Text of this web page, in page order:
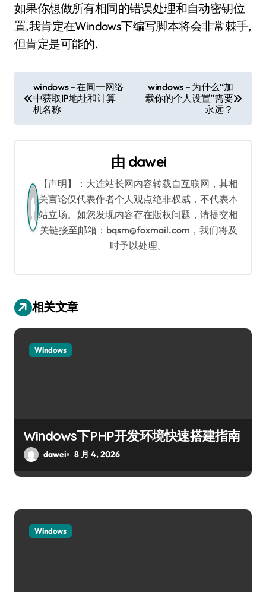
如果你想做所有相同的错误处理和自动密钥位
置,我肯定在Windows下编写脚本将会非常棘手,
但肯定是可能的.
章
导
windows – 在同一网络
中获取IP地址和计算
机名称
windows – 为什么“加
载你的个人设置”需要
永远？
由 dawei
【声明】：大连站长网内容转载自互联网，其相
关言论仅代表作者个人观点绝非权威，不代表本
站立场。如您发现内容存在版权问题，请提交相
关链接至邮箱：bqsm@foxmail.com，我们将及
时予以处理。
相关文章
Windows
Windows下PHP开发环境快速搭建指南
dawei 8 月 4, 2026
Windows